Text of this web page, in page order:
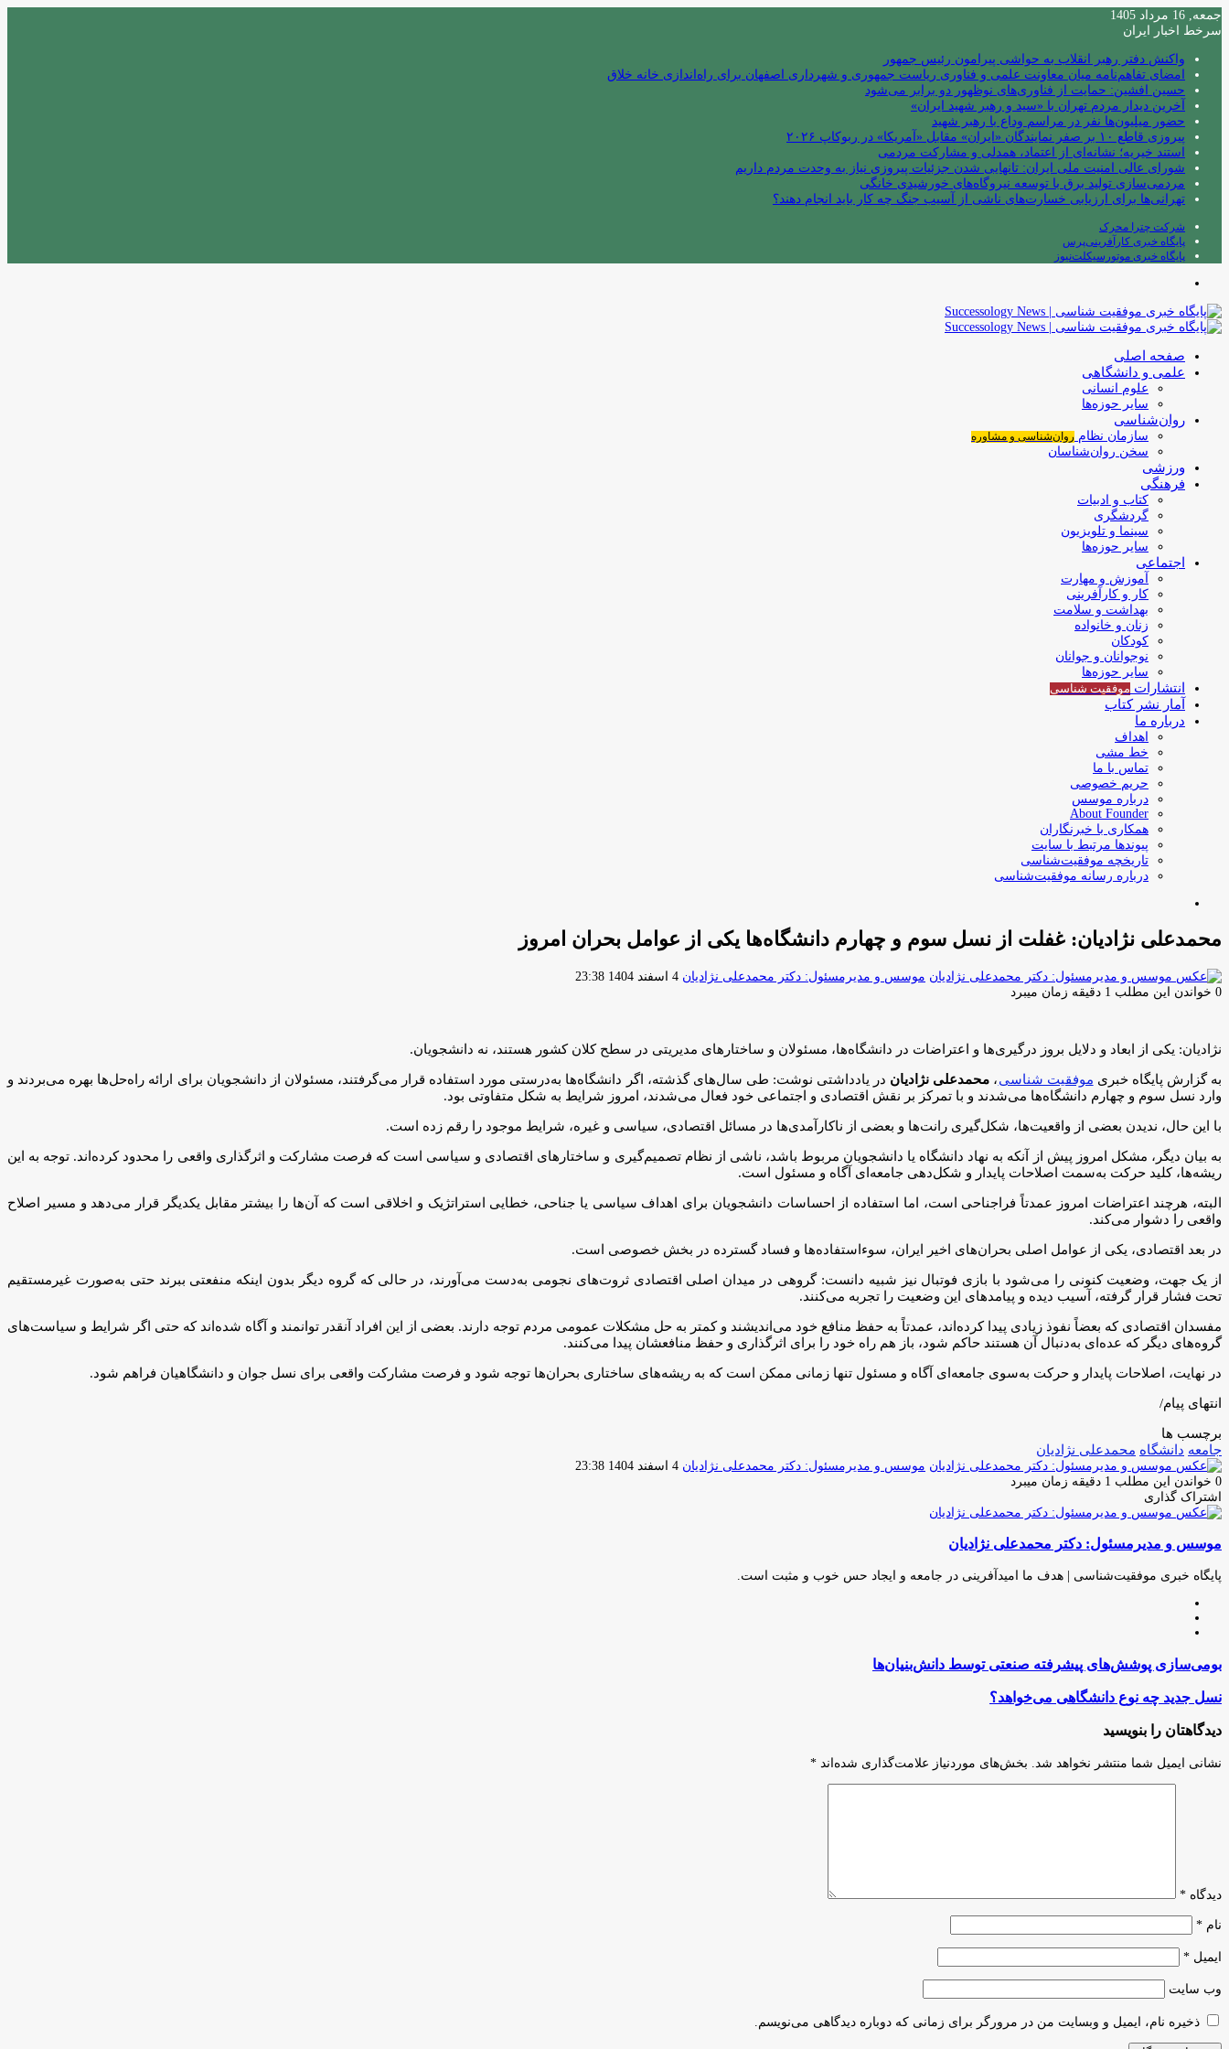
جمعه, 16 مرداد 1405
سرخط اخبار ایران
واکنش دفتر رهبر انقلاب به حواشی پیرامون رئیس جمهور
امضای تفاهم‌نامه میان معاونت علمی و فناوری ریاست جمهوری و شهرداری اصفهان برای راه‌اندازی خانه خلاق
حسین افشین: حمایت از فناوری‌های نوظهور دو برابر می‌شود
آخرین دیدار مردم تهران با «سید و رهبر شهید ایران»
حضور میلیون‌ها نفر در مراسم وداع با رهبر شهید
پیروزی قاطع ۱۰ بر صفر نمایندگان «ایران» مقابل «آمریکا» در ربوکاپ ۲۰۲۶
استند خیریه؛ نشانه‌ای از اعتماد، همدلی و مشارکت مردمی
شورای عالی امنیت ملی ایران: تانهایی شدن جزئیات پیروزی نیاز به وحدت مردم داریم
مردمی‌سازی تولید برق با توسعه نیروگاه‌های خورشیدی خانگی
تهرانی‌ها برای ارزیابی خسارت‌های ناشی از آسیب جنگ چه کار باید انجام دهند؟
شرکت چترا محرک
پایگاه خبری کارآفرینی‌پرس
پایگاه خبری موتورسیکلت‌نیوز
صفحه اصلی
علمی و دانشگاهی
علوم انسانی
سایر حوزه‌ها
روان‌شناسی
سازمان نظام روان‌شناسی و مشاوره
سخن روان‌شناسان
ورزشی
فرهنگی
کتاب و ادبیات
گردشگری
سینما و تلویزیون
سایر حوزه‌ها
اجتماعی
آموزش و مهارت
کار و کارآفرینی
بهداشت و سلامت
زنان و خانواده
کودکان
نوجوانان و جوانان
سایر حوزه‌ها
انتشارات موفقیت‌ شناسی
آمار نشر کتاب
درباره ما
اهداف
خط مشی
تماس با ما
حریم خصوصی
درباره موسس
About Founder
همکاری با خبرنگاران
پیوندها مرتبط با سایت
تاریخچه موفقیت‌شناسی
درباره رسانه موفقیت‌شناسی
محمدعلی نژادیان: غفلت از نسل سوم و چهارم دانشگاه‌ها یکی از عوامل بحران امروز
موسس و مدیرمسئول: دکتر محمدعلی نژادیان ارسال
4 اسفند 1404 23:38
0 خواندن این مطلب 1 دقیقه زمان میبرد
نژادیان: یکی از ابعاد و دلایل بروز درگیری‌ها و اعتراضات در دانشگاه‌ها، مسئولان و ساختارهای مدیریتی در سطح کلان کشور هستند، نه دانشجویان.
به گزارش پایگاه خبری موفقیت شناسی، محمدعلی نژادیان در یادداشتی نوشت: طی سال‌های گذشته، اگر دانشگاه‌ها به‌درستی مورد استفاده قرار می‌گرفتند، مسئولان از دانشجویان برای ارائه راه‌حل‌ها بهره می‌بردند و
وارد نسل سوم و چهارم دانشگاه‌ها می‌شدند و با تمرکز بر نقش اقتصادی و اجتماعی خود فعال می‌شدند، امروز شرایط به شکل متفاوتی بود.
با این حال، ندیدن بعضی از واقعیت‌ها، شکل‌گیری رانت‌ها و بعضی از ناکارآمدی‌ها در مسائل اقتصادی، سیاسی و غیره، شرایط موجود را رقم زده است.
به بیان دیگر، مشکل امروز پیش از آنکه به نهاد دانشگاه یا دانشجویان مربوط باشد، ناشی از نظام تصمیم‌گیری و ساختارهای اقتصادی و سیاسی است که فرصت مشارکت و اثرگذاری واقعی را محدود کرده‌اند. توجه به این
ریشه‌ها، کلید حرکت به‌سمت اصلاحات پایدار و شکل‌دهی جامعه‌ای آگاه و مسئول است.
البته، هرچند اعتراضات امروز عمدتاً فراجناحی است، اما استفاده از احساسات دانشجویان برای اهداف سیاسی یا جناحی، خطایی استراتژیک و اخلاقی است که آن‌ها را بیشتر مقابل یکدیگر قرار می‌دهد و مسیر اصلاح
واقعی را دشوار می‌کند.
در بعد اقتصادی، یکی از عوامل اصلی بحران‌های اخیر ایران، سوءاستفاده‌ها و فساد گسترده در بخش خصوصی است.
از یک جهت، وضعیت کنونی را می‌شود با بازی فوتبال نیز شبیه دانست: گروهی در میدان اصلی اقتصادی ثروت‌های نجومی به‌دست می‌آورند، در حالی که گروه دیگر بدون اینکه منفعتی ببرند حتی به‌صورت غیرمستقیم
تحت فشار قرار گرفته، آسیب دیده و پیامدهای این وضعیت را تجربه می‌کنند.
مفسدان اقتصادی که بعضاً نفوذ زیادی پیدا کرده‌اند، عمدتاً به حفظ منافع خود می‌اندیشند و کمتر به حل مشکلات عمومی مردم توجه دارند. بعضی از این افراد آنقدر توانمند و آگاه شده‌اند که حتی اگر شرایط و سیاست‌های
گروه‌های دیگر که عده‌ای به‌دنبال آن هستند حاکم شود، باز هم راه خود را برای اثرگذاری و حفظ منافعشان پیدا می‌کنند.
در نهایت، اصلاحات پایدار و حرکت به‌سوی جامعه‌ای آگاه و مسئول تنها زمانی ممکن است که به ریشه‌های ساختاری بحران‌ها توجه شود و فرصت مشارکت واقعی برای نسل جوان و دانشگاهیان فراهم شود.
انتهای پیام/
برچسب ها
جامعه دانشگاه محمدعلی نژادیان
موسس و مدیرمسئول: دکتر محمدعلی نژادیان ارسال
4 اسفند 1404 23:38
0 خواندن این مطلب 1 دقیقه زمان میبرد
اشتراک گذاری
فیس
توئیتر
لینکدین
واتس
تلگرام
اشتراک
از
ایمیل
چاپ
موسس و مدیرمسئول: دکتر محمدعلی نژادیان
پایگاه خبری موفقیت‌شناسی | هدف ما امیدآفرینی در جامعه و ایجاد حس خوب و مثبت است.
بومی‌سازی
پوشش‌های
پیشرفته
صنعتی
توسط
دانش‌بنیان‌ها
بومی‌سازی پوشش‌های پیشرفته صنعتی توسط دانش‌بنیان‌ها
نسل
چه
دانشگاهی
می‌خواهد؟
نسل جدید چه نوع دانشگاهی می‌خواهد؟
دیدگاهتان را بنویسید
نشانی ایمیل شما منتشر نخواهد شد. بخش‌های موردنیاز علامت‌گذاری شده‌اند *
دیدگاه *
نام *
ایمیل *
وب‌ سایت
ذخیره نام، ایمیل و وبسایت من در مرورگر برای زمانی که دوباره دیدگاهی می‌نویسم.